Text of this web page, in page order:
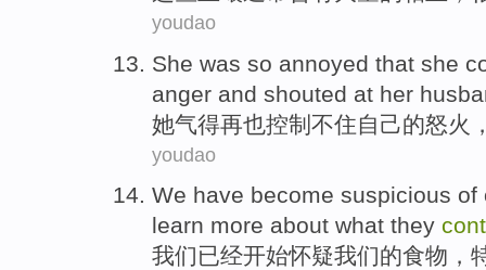
youdao
She was so annoyed that she
anger and shouted at her
她气得再也控制不住自己的怒火
youdao
We have become suspicious of
learn more about what they
我们已经开始怀疑我们的食物 ，